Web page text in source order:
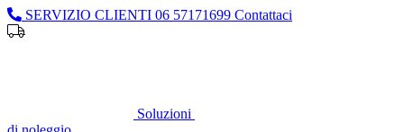
SERVIZIO CLIENTI 06 57171699 Contattaci
Soluzioni